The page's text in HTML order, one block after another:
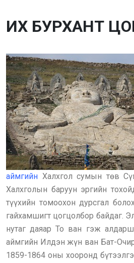
ИХ БУРХАНТ
аймгийн Халхгол сумын төв
Халхголын баруун эргийн
түүхийн томоохон дурсгал
гайхамшигт цогцолбор байдаг.
нутаг даяар То ван гэж
аймгийн Илдэн жүн ван Бат-
1859-1864 оны хооронд